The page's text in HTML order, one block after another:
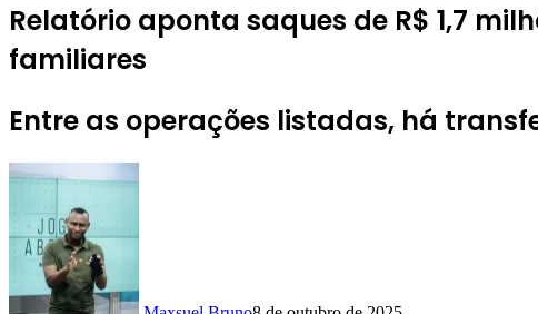
Relatório aponta saques de R$ 1,7
familiares
Entre as operações listadas, há